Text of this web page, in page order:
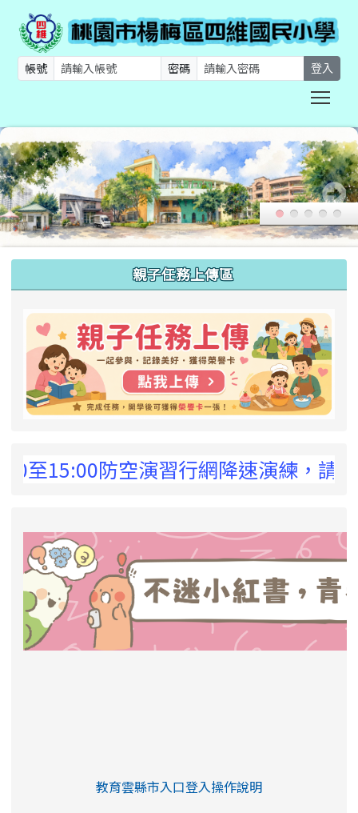
帳號 密碼 登入
親子任務上傳區
防空演習行網降速演練，請預為因應
link to https://eliteracy.edu.tw/Shorts/
教育雲縣市入口登入操作說明